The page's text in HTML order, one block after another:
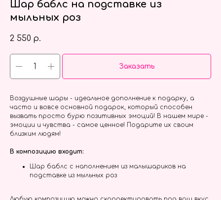
Шар баблс на подставке из
мыльных роз
2 550 р.
Заказать
Воздушные шары - идеальное дополнение к подарку, а
часто и вовсе основной подарок, который способен
вызвать просто бурю позитивных эмоций! В нашем мире -
эмоции и чувства - самое ценное! Подарите их своим
близким людям!
В композицию входит:
Шар баблс с наполнением из малышариков на
подставке из мыльных роз